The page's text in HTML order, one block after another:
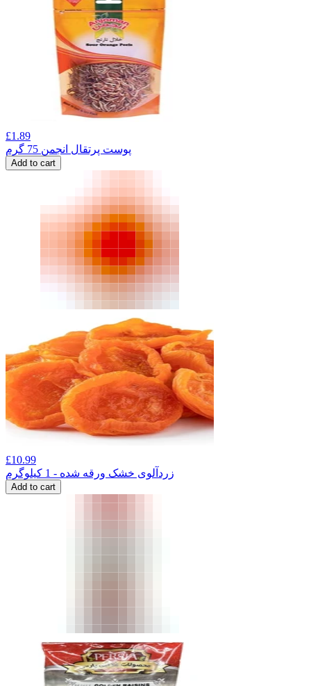
£1.89
پوست پرتقال انجمن 75 گرم
Add to cart
£10.99
زردآلوی خشک ورقه شده - 1 کیلوگرم
Add to cart